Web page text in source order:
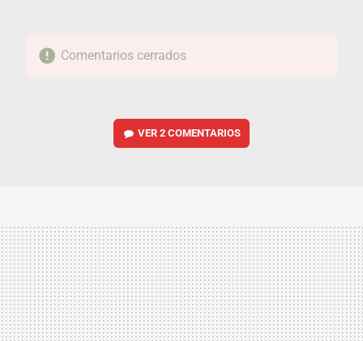
Comentarios cerrados
VER2 COMENTARIOS